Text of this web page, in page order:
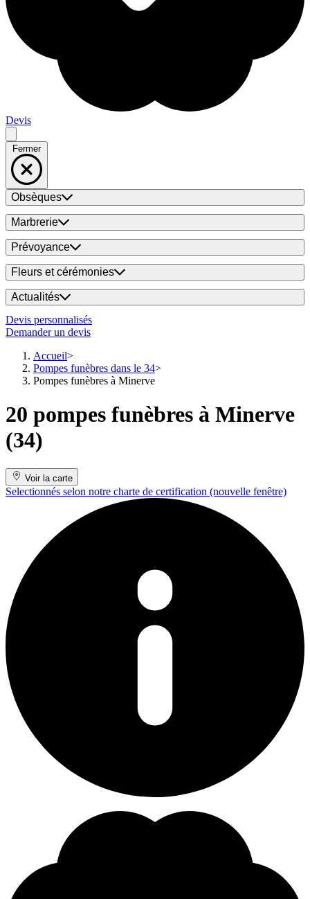
Devis
Fermer
Obsèques
Marbrerie
Prévoyance
Fleurs et cérémonies
Actualités
Devis personnalisés
Demander un devis
Accueil
Pompes funèbres dans le 34
Pompes funèbres à Minerve
20 pompes funèbres à Minerve
(34)
Voir la carte
Selectionnés selon notre charte de certification (nouvelle fenêtre)